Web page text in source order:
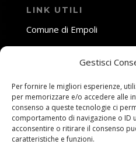
Gestisci
Per fornire le migliori esperienze,
per memorizzare e/o accedere alle
consenso a queste tecnologie ci
comportamento di navigazione o ID
acconsentire o ritirare il consenso
caratteristiche e funzioni.
LINK UTILI
Comune di Empoli
SOCIAL NETWORK